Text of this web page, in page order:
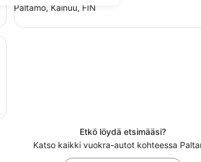
Paltamo, Kainuu, FIN
Etkö löydä etsimääsi?
Katso kaikki vuokra-autot kohteessa